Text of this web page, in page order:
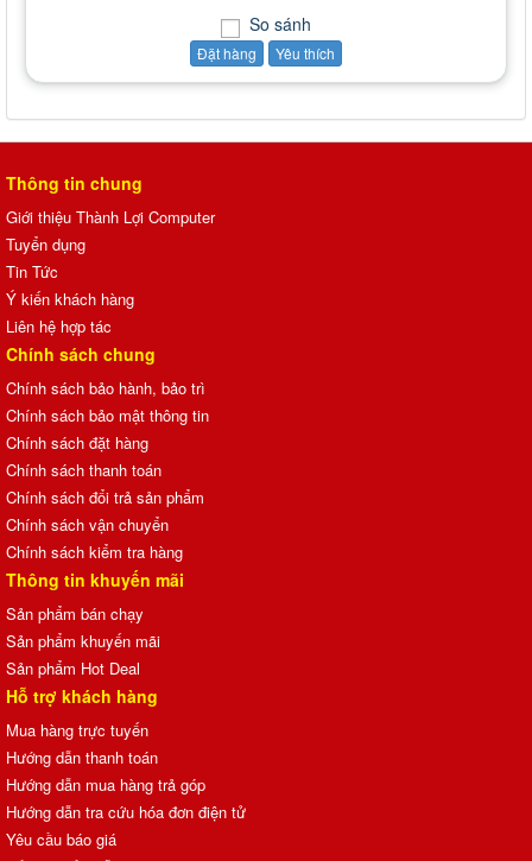
So sánh
Đặt hàng Yêu thích
Thông tin chung
Giới thiệu Thành Lợi Computer
Tuyển dụng
Tin Tức
Ý kiến khách hàng
Liên hệ hợp tác
Chính sách chung
Chính sách bảo hành, bảo trì
Chính sách bảo mật thông tin
Chính sách đặt hàng
Chính sách thanh toán
Chính sách đổi trả sản phẩm
Chính sách vận chuyển
Chính sách kiểm tra hàng
Thông tin khuyến mãi
Sản phẩm bán chạy
Sản phẩm khuyến mãi
Sản phẩm Hot Deal
Hỗ trợ khách hàng
Mua hàng trực tuyến
Hướng dẫn thanh toán
Hướng dẫn mua hàng trả góp
Hướng dẫn tra cứu hóa đơn điện tử
Yêu cầu báo giá